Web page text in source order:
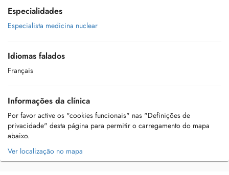
Especialidades
Especialista medicina nuclear
Idiomas falados
Français
Informações da clínica
Por favor active os "cookies funcionais" nas "Definições de
privacidade" desta página para permitir o carregamento do mapa
abaixo.
Ver localização no mapa